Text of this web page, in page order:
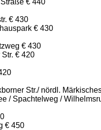
€ 430
€ 430
€ 430
€ 420
Str./ nördl.
/ Spachtelweg /
€ 450